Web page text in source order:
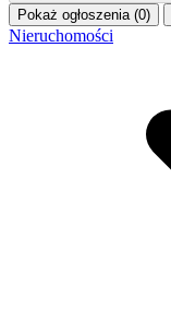
Pokaż ogłoszenia (0)
Nieruchomości